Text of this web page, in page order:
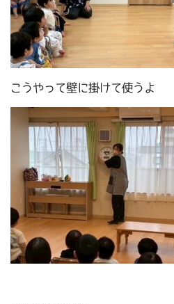
こうやって壁に掛けて使うよ